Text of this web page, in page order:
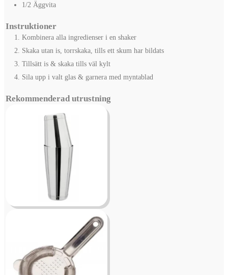
1/2 Äggvita
Instruktioner
Kombinera alla ingredienser i en shaker
Skaka utan is, torrskaka, tills ett skum har bildats
Tillsätt is & skaka tills väl kylt
Sila upp i valt glas & garnera med myntablad
Rekommenderad utrustning